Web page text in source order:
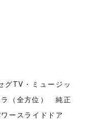
グTV・ミュージッ
（全方位） 純正
ースライドドア